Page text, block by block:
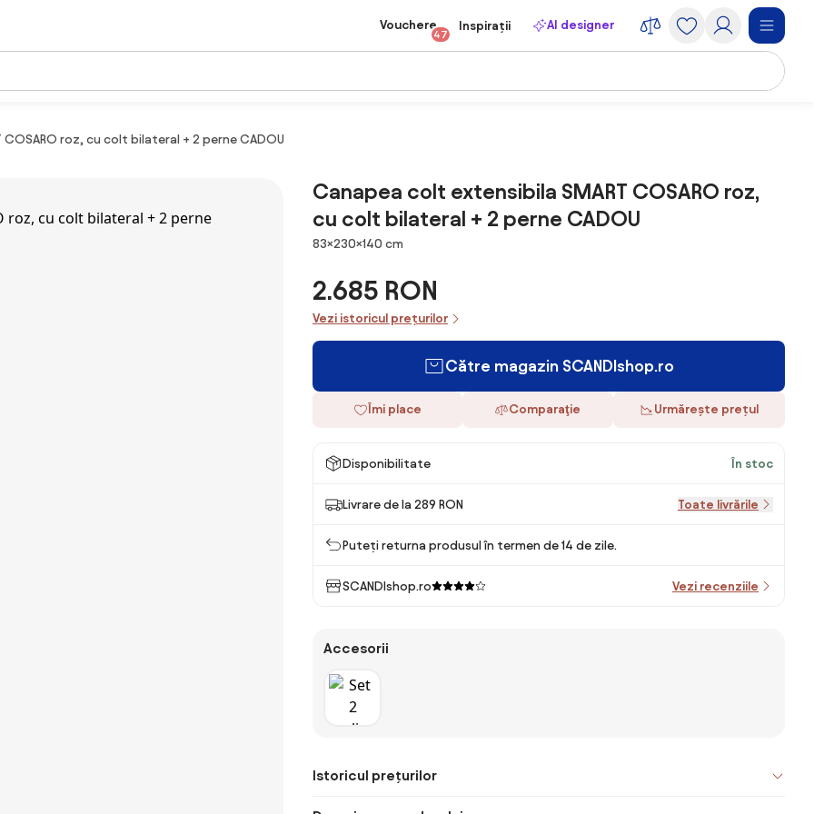
Vouchere
47
Inspirații AI designer
roz, cu colt bilateral + 2 perne CADOU
Canapea colt extensibila SMART COSARO roz,
cu colt bilateral + 2 perne CADOU
Dimensiuni
83×230×140 cm
2.685 RON
Vezi istoricul prețurilor
Către magazin SCANDIshop.ro
Îmi place Comparaţie Urmărește prețul
Disponibilitate În stoc
Livrare de la 289 RON Toate livrările
Puteți returna produsul în termen de 14 de zile.
SCANDIshop.ro Vezi recenziile
Accesorii
Istoricul prețurilor